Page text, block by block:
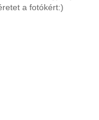
a fotókért:)